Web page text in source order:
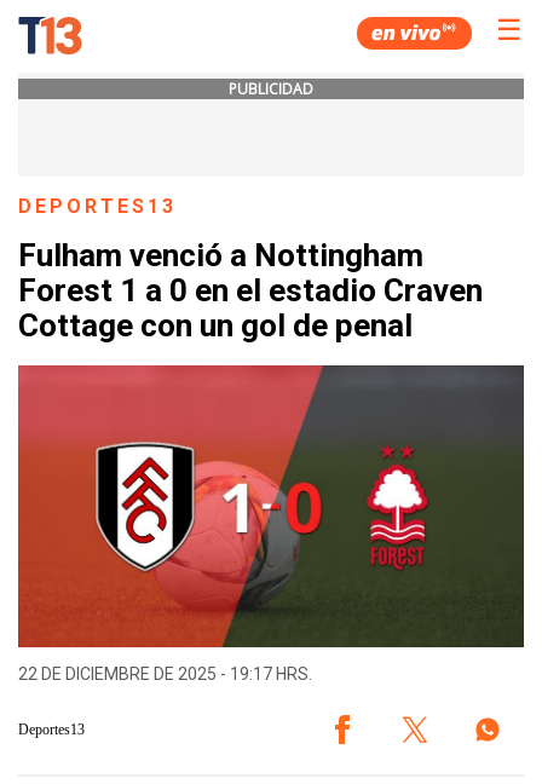
☰
PUBLICIDAD
DEPORTES13
Fulham venció a Nottingham
Forest 1 a 0 en el estadio Craven
Cottage con un gol de penal
22 DE DICIEMBRE DE 2025 - 19:17 HRS.
Deportes13